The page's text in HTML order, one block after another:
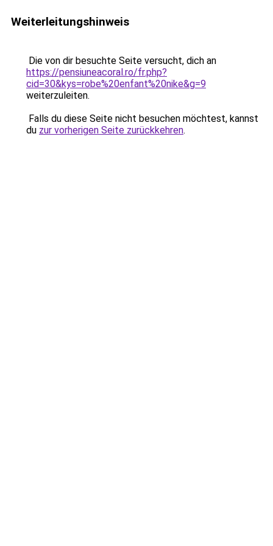
Weiterleitungshinweis
Die von dir besuchte Seite versucht, dich an
https://pensiuneacoral.ro/fr.php?
cid=30&kys=robe%20enfant%20nike&g=9
weiterzuleiten.
Falls du diese Seite nicht besuchen möchtest, kannst
du zur vorherigen Seite zurückkehren.